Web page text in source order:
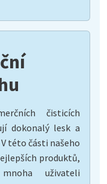
čisticích
dokonalý lesk a
této části našeho
produktů,
uživateli